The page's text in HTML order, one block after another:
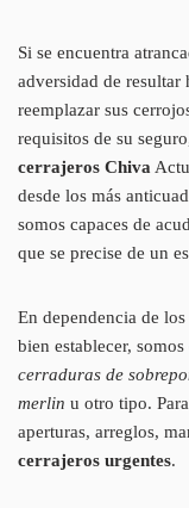
Si se encuentra
adversidad de resultar
reemplazar sus
requisitos de su
cerrajeros Chiva
desde los más
somos capaces de
que se precise de un
En dependencia de los
bien establecer,
cerraduras de
merlin u otro tipo.
aperturas, arreglos,
cerrajeros urgentes.